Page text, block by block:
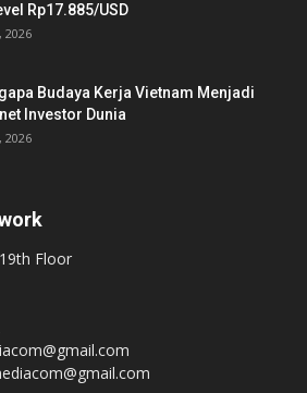
Rp17.885/USD
2026
Budaya Kerja Vietnam Menjadi
Investor Dunia
2026
Floor